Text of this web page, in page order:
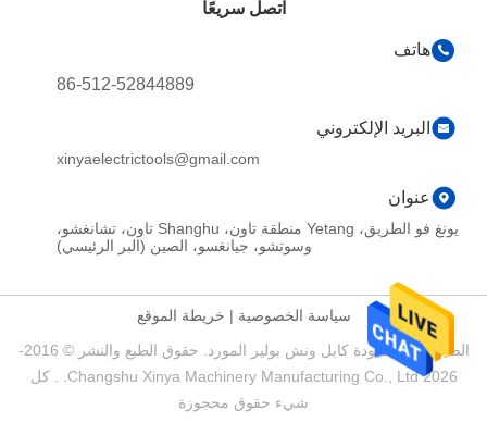
86-512-52844889
xinyaelectrictools@gmail.com
يونغ فو الطريق، Yetang منطقة تاون، Shanghu تاون، تشانغشو،
وسوتشو، جيانغسو، الصين (البر الرئيسي)
سياسة الخصوصية
خريطة الموقع
الصين جيدة الجودة كابل ونش بولير المورد. حقوق الطبع والنشر © 2016-
2026 Changshu Xinya Machinery Manufacturing Co., Ltd. . كل
شيء حقوق محجوزة